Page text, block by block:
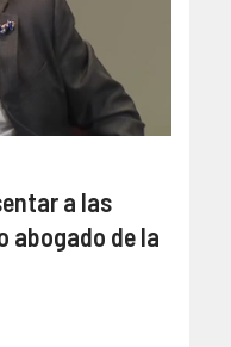
a las
abogado de la